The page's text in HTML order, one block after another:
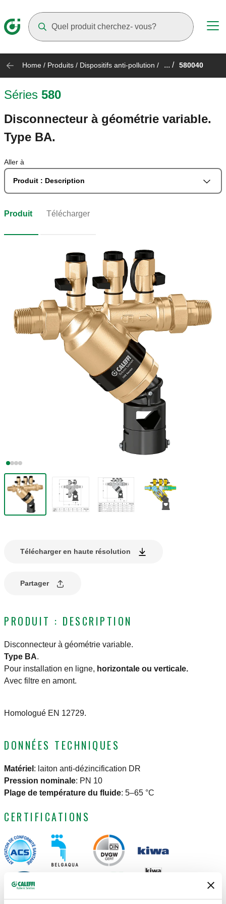
Home / Produits / Dispositifs anti-pollution / ... / 580040
Séries 580
Disconnecteur à géométrie variable.
Type BA.
Aller à
Produit : Description
Produit Télécharger
Télécharger en haute résolution
Partager
PRODUIT : DESCRIPTION
Disconnecteur à géométrie variable.
Type BA.
Pour installation en ligne, horizontale ou verticale.
Avec filtre en amont.
Homologué EN 12729.
DONNÉES TECHNIQUES
Matériel : laiton anti-dézincification DR
Pression nominale: PN 10
Plage de température du fluide: 5–65 °C
CERTIFICATIONS